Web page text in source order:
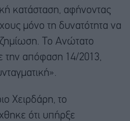
κατάσταση, αφήνοντας
μόνο τη δυνατότητα να
Το Ανώτατο
την απόφαση 14/2013,
Χειρδάρη, το
ότι υπήρξε